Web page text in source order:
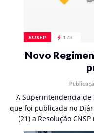
SUSEP 173
Novo
A Superintendência de
que foi publicada no
(21) a Resolução